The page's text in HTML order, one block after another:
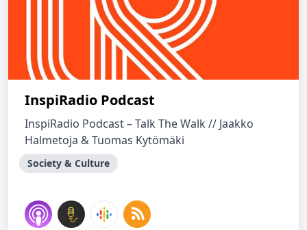
InspiRadio Podcast
InspiRadio Podcast – Talk The Walk // Jaakko
Halmetoja & Tuomas Kytömäki
Society & Culture